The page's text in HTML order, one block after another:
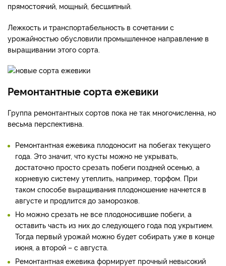
прямостоячий, мощный, бесшипный.
Лежкость и транспортабельность в сочетании с
урожайностью обусловили промышленное направление в
выращивании этого сорта.
Ремонтантные сорта ежевики
Группа ремонтантных сортов пока не так многочисленна, но
весьма перспективна.
Ремонтантная ежевика плодоносит на побегах текущего
года. Это значит, что кусты можно не укрывать,
достаточно просто срезать побеги поздней осенью, а
корневую систему утеплить, например, торфом. При
таком способе выращивания плодоношение начнется в
августе и продлится до заморозков.
Но можно срезать не все плодоносившие побеги, а
оставить часть из них до следующего года под укрытием.
Тогда первый урожай можно будет собирать уже в конце
июня, а второй – с августа.
Ремонтантная ежевика формирует прочный невысокий